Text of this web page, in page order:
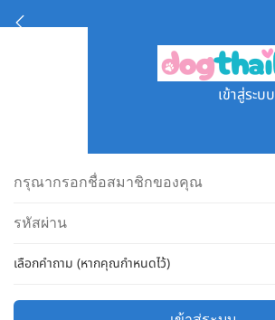
เข้าสู่ระบบ
เลือกคำถาม (หากคุณกำหนดไว้)